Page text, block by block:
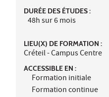
DURÉE DES ÉTUDES :
48h sur 6 mois
LIEU(X) DE FORMATION :
Créteil - Campus Centre
ACCESSIBLE EN :
Formation initiale
Formation continue